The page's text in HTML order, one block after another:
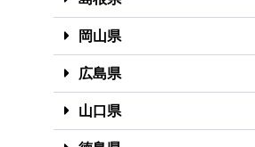
岡山県
広島県
山口県